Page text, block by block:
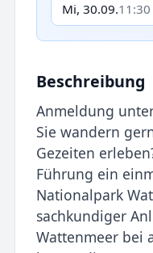
Mi, 30.09.
Beschreibung
Anmeldung
Sie wandern
Gezeiten
Führung ein
Nationalpark
sachkundiger
Wattenmeer bei